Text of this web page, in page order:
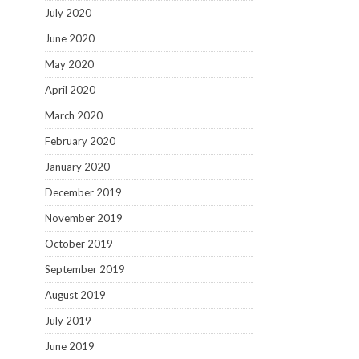
July 2020
June 2020
May 2020
April 2020
March 2020
February 2020
January 2020
December 2019
November 2019
October 2019
September 2019
August 2019
July 2019
June 2019